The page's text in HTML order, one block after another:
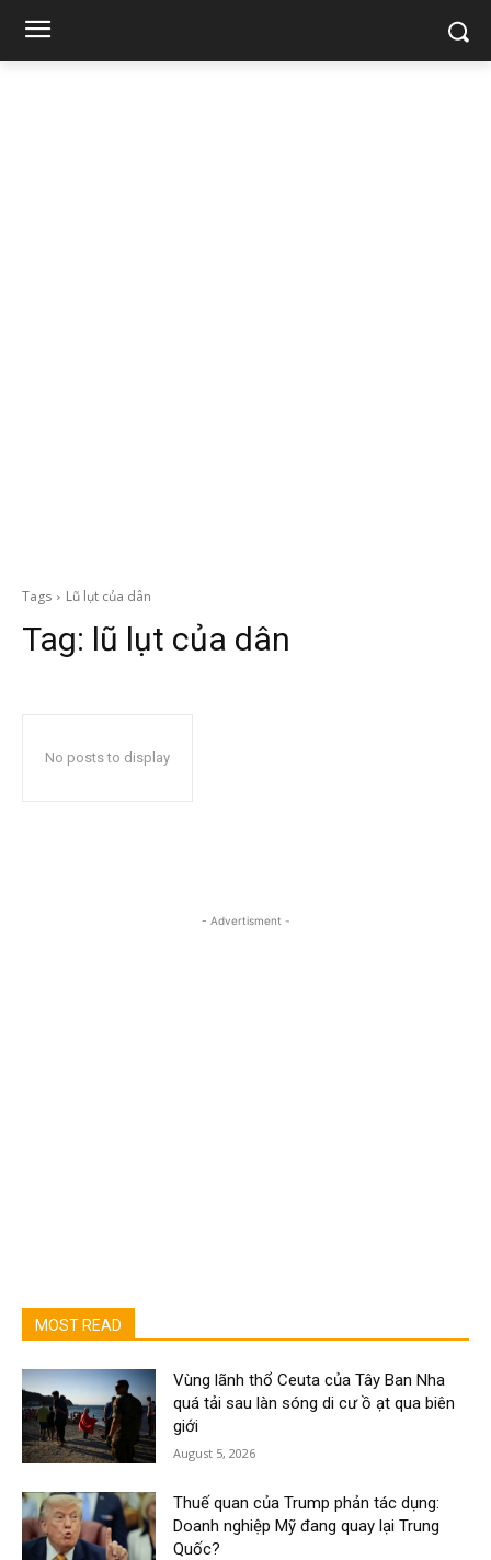
Tags Lũ lụt của dân
Tag: lũ lụt của dân
No posts to display
- Advertisment -
MOST READ
Vùng lãnh thổ Ceuta của Tây Ban Nha
quá tải sau làn sóng di cư ồ ạt qua biên
giới
August 5, 2026
Thuế quan của Trump phản tác dụng:
Doanh nghiệp Mỹ đang quay lại Trung
Quốc?